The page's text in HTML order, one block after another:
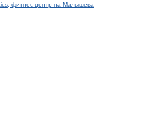
фитнес-центр на Малышева